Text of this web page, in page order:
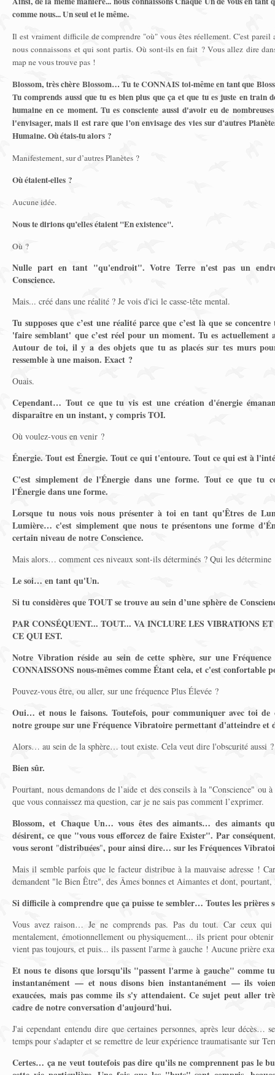
comme nous... Un seul et le même.
Il est vraiment difficile de comprendre "où" vous êtes réellement. C'est pareil
nous connaissons et qui sont partis. Où sont-ils en fait ? Vous allez dire
map ne vous trouve pas !
Blossom, très chère Blossom… Tu te CONNAIS toi-même en tant que
Tu comprends aussi que tu es bien plus que ça et que tu es juste en train
humaine en ce moment. Tu es consciente aussi d'avoir eu de
l'envisager, mais il est rare que l’on envisage des vies sur d’autres
Humaine. Où étais-tu alors ?
Manifestement, sur d’autres Planètes ?
Où étaient-elles ?
Aucune idée.
Nous te dirions qu’elles étaient "En existence".
Où ?
Nulle part en tant "qu'endroit". Votre Terre n'est pas un
Conscience.
Mais... créé dans une réalité ? Je vois d'ici le casse-tête mental.
Tu supposes que c’est une réalité parce que c’est là que se
'faire semblant' que c’est réel pour un moment. Tu es actuellement
Autour de toi, il y a des objets que tu as placés sur tes murs
ressemble à une maison. Exact ?
Ouais.
Cependant… Tout ce que tu vis est une création d'énergie
disparaître en un instant, y compris TOI.
Où voulez-vous en venir ?
Énergie. Tout est Énergie. Tout ce qui t'entoure. Tout ce qui est à
C'est simplement de l'Énergie dans une forme. Tout ce que tu
l'Énergie dans une forme.
Lorsque tu nous vois nous présenter à toi en tant qu'Êtres de
Lumière… c'est simplement que nous te présentons une forme
certain niveau de notre Conscience.
Mais alors… comment ces niveaux sont-ils déterminés ? Qui les détermine
Le soi… en tant qu'Un.
Si tu considères que TOUT se trouve au sein d’une sphère de
PAR CONSÉQUENT... TOUT... VA INCLURE LES VIBRATIONS
CE QUI EST.
Notre Vibration réside au sein de cette sphère, sur une
CONNAISSONS nous-mêmes comme Étant cela, et c'est confortable
Pouvez-vous être, ou aller, sur une fréquence Plus Élevée ?
Oui… et nous le faisons. Toutefois, pour communiquer avec toi
notre groupe sur une Fréquence Vibratoire permettant d'atteindre et
Alors… au sein de la sphère… tout existe. Cela veut dire l'obscurité aussi ?
Bien sûr.
Pourtant, nous demandons de l’aide et des conseils à la "Conscience"
que vous connaissez ma question, car je ne sais pas comment l’exprimer.
Blossom, et Chaque Un… vous êtes des aimants… des aimants
désirent, ce que "vous vous efforcez de faire Exister". Par
vous seront "distribuées", pour ainsi dire… sur les Fréquences
Mais il semble parfois que le facteur distribue à la mauvaise adresse !
demandent "le Bien Être", des Âmes bonnes et Aimantes et dont, pourtant,
Si difficile à comprendre que ça puisse te sembler… Toutes les prières
Vous avez raison… Je ne comprends pas. Pas du tout. Car ceux qui
mentalement, émotionnellement ou physiquement... ils prient pour
vient pas toujours, et puis... ils passent l'arme à gauche ! Aucune prière
Et nous te disons que lorsqu'ils "passent l'arme à gauche" comme
instantanément — et nous disons bien instantanément — ils
exaucées, mais pas comme ils s'y attendaient. Ce sujet peut aller
cadre de notre conversation d'aujourd'hui.
J'ai cependant entendu dire que certaines personnes, après leur décès…
temps pour s'adapter et se remettre de leur expérience traumatisante sur
Certes… ça ne veut toutefois pas dire qu'ils ne comprennent pas le